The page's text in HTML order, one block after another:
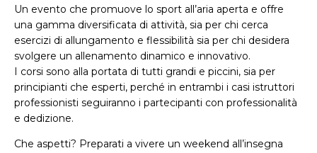
Un evento che promuove lo sport all’aria aperta e offre
una gamma diversificata di attività, sia per chi cerca
esercizi di allungamento e flessibilità sia per chi desidera
svolgere un allenamento dinamico e innovativo.
I corsi sono alla portata di tutti grandi e piccini, sia per
principianti che esperti, perché in entrambi i casi istruttori
professionisti seguiranno i partecipanti con professionalità
e dedizione.
Che aspetti? Preparati a vivere un weekend all’insegna